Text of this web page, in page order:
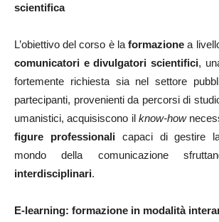
scientifica
L’obiettivo del corso è laformazione a
comunicatori e divulgatori scientifici,
fortemente richiesta sia nel settore
partecipanti, provenienti da percorsi di
umanistici, acquisiscono il know-how
figure professionali capaci di gestire
mondo della comunicazione
interdisciplinari.
E-learning: formazione in modalità